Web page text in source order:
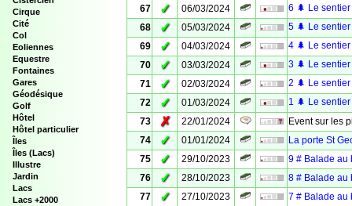
Cirque
Cité
Col
Eoliennes
Equestre
Fontaines
Gares
Géodésique
Golf
Hôtel
Hôtel particulier
Îles
Îles (Lacs)
Illustre
Jardin
Lacs
Lacs +2000
67
✓ 06/03/2024
6 🌲 Le
68
✓ 05/03/2024
5 🌲 Le
69
✓ 04/03/2024
4 🌲 Le
70
✓ 03/03/2024
3 🌲 Le
71
✓ 02/03/2024
2 🌲 Le
72
✓ 01/03/2024
1 🌲 Le
73
✗ 22/01/2024
Event sur les
74
✓ 01/01/2024
La porte St
75
✓ 29/10/2023
9 # Balade au
76
✓ 28/10/2023
8 # Balade au
77
✓ 27/10/2023
7 # Balade au